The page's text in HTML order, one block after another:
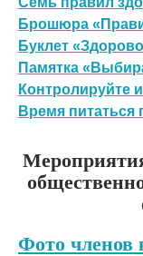
Брошюра
Буклет
Памятка
Контролируйте
Время питаться
Фото членов